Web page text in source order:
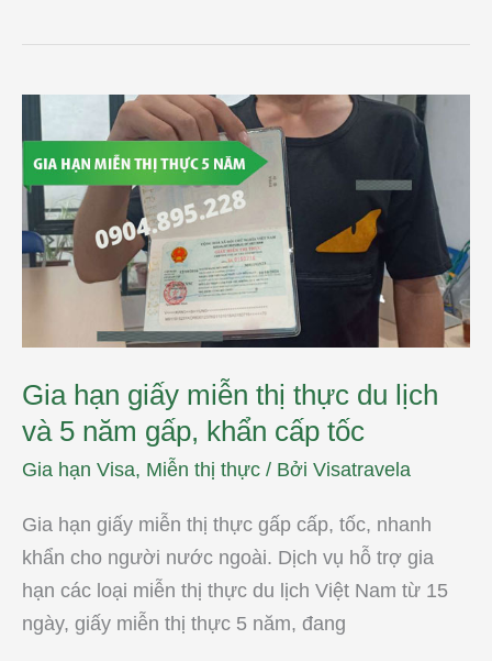
Gia hạn giấy miễn thị thực du lịch
và 5 năm gấp, khẩn cấp tốc
Gia hạn Visa, Miễn thị thực / Bởi Visatravela
Gia hạn giấy miễn thị thực gấp cấp, tốc, nhanh
khẩn cho người nước ngoài. Dịch vụ hỗ trợ gia
hạn các loại miễn thị thực du lịch Việt Nam từ 15
ngày, giấy miễn thị thực 5 năm, đang
Gia
hạn
giấy
miễn
thị
thực
du
lịch
và
tốc